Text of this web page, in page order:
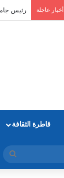
أخبار عاجلة التعليم
قاطرة الثقافة
بحث
عن